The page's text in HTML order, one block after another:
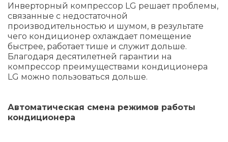
Инверторный компрессор LG решает проблемы,
связанные с недостаточной
производительностью и шумом, в результате
чего кондиционер охлаждает помещение
быстрее, работает тише и служит дольше.
Благодаря десятилетней гарантии на
компрессор преимуществами кондиционера
LG можно пользоваться дольше.
Автоматическая смена режимов работы
кондиционера